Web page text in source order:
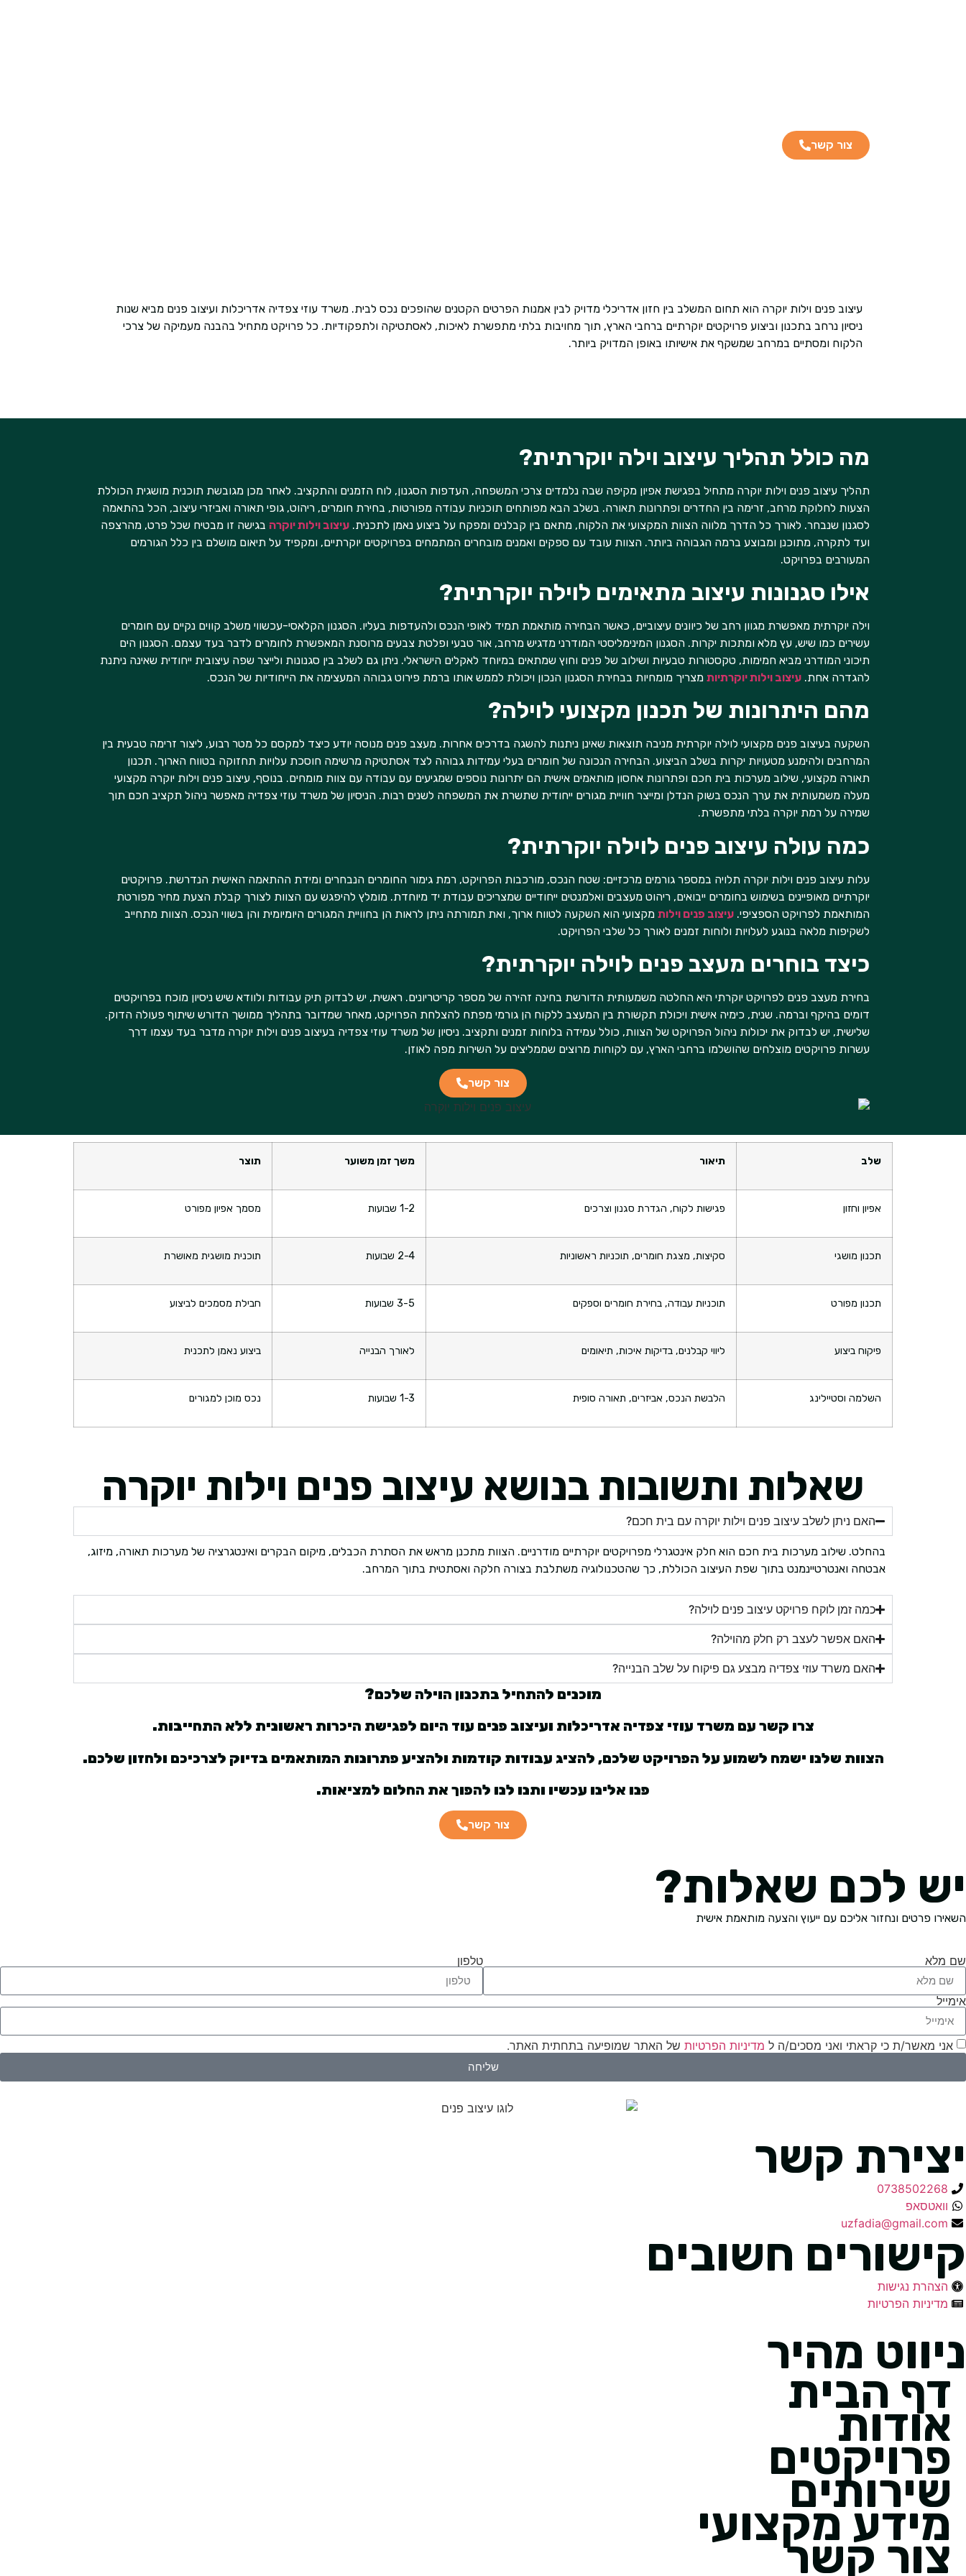
צור קשר
עיצוב פנים וילות יוקרה הוא תחום המשלב בין חזון אדריכלי מדויק לבין אמנות הפרטים הקטנים שהופכים נכס לבית. משרד עוזי צפדיה אדריכלות ועיצוב פנים מביא שנות
ניסיון נרחב בתכנון וביצוע פרויקטים יוקרתיים ברחבי הארץ, תוך מחויבות בלתי מתפשרת לאיכות, לאסתטיקה ולתפקודיות. כל פרויקט מתחיל בהבנה מעמיקה של צרכי
הלקוח ומסתיים במרחב שמשקף את אישיותו באופן המדויק ביותר.
מה כולל תהליך עיצוב וילה יוקרתית?
תהליך עיצוב פנים וילות יוקרה מתחיל בפגישת אפיון מקיפה שבה נלמדים צרכי המשפחה, העדפות הסגנון, לוח הזמנים והתקציב. לאחר מכן מגובשת תוכנית מושגית הכוללת
הצעות לחלוקת מרחב, זרימה בין החדרים ופתרונות תאורה. בשלב הבא מפותחים תוכניות עבודה מפורטות, בחירת חומרים, ריהוט, גופי תאורה ואביזרי עיצוב, הכל בהתאמה
לסגנון שנבחר. לאורך כל הדרך מלווה הצוות המקצועי את הלקוח, מתאם בין קבלנים ומפקח על ביצוע נאמן לתכנית.עיצוב וילות יוקרה בגישה זו מבטיח שכל פרט, מהרצפה
ועד לתקרה, מתוכנן ומבוצע ברמה הגבוהה ביותר. הצוות עובד עם ספקים ואמנים מובחרים המתמחים בפרויקטים יוקרתיים, ומקפיד על תיאום מושלם בין כלל הגורמים
המעורבים בפרויקט.
אילו סגנונות עיצוב מתאימים לוילה יוקרתית?
וילה יוקרתית מאפשרת מגוון רחב של כיוונים עיצוביים, כאשר הבחירה מותאמת תמיד לאופי הנכס ולהעדפות בעליו. הסגנון הקלאסי-עכשווי משלב קווים נקיים עם חומרים
עשירים כמו שיש, עץ מלא ומתכות יקרות. הסגנון המינימליסטי המודרני מדגיש מרחב, אור טבעי ופלטת צבעים מרוסנת המאפשרת לחומרים לדבר בעד עצמם. הסגנון הים
תיכוני המודרני מביא חמימות, טקסטורות טבעיות ושילוב של פנים וחוץ שמתאים במיוחד לאקלים הישראלי. ניתן גם לשלב בין סגנונות ולייצר שפה עיצובית ייחודית שאינה ניתנת
להגדרה אחת.עיצוב וילות יוקרתיות מצריך מומחיות בבחירת הסגנון הנכון ויכולת לממש אותו ברמת פירוט גבוהה המעצימה את הייחודיות של הנכס.
מהם היתרונות של תכנון מקצועי לוילה?
השקעה בעיצוב פנים מקצועי לוילה יוקרתית מניבה תוצאות שאינן ניתנות להשגה בדרכים אחרות. מעצב פנים מנוסה יודע כיצד למקסם כל מטר רבוע, ליצור זרימה טבעית בין
המרחבים ולהימנע מטעויות יקרות בשלב הביצוע. הבחירה הנכונה של חומרים בעלי עמידות גבוהה לצד אסתטיקה מרשימה חוסכת עלויות תחזוקה בטווח הארוך. תכנון
תאורה מקצועי, שילוב מערכות בית חכם ופתרונות אחסון מותאמים אישית הם יתרונות נוספים שמגיעים עם עבודה עם צוות מומחים. בנוסף, עיצוב פנים וילות יוקרה מקצועי
מעלה משמעותית את ערך הנכס בשוק הנדלן ומייצר חוויית מגורים ייחודית שתשרת את המשפחה לשנים רבות. הניסיון של משרד עוזי צפדיה מאפשר ניהול תקציב חכם תוך
שמירה על רמת יוקרה בלתי מתפשרת.
כמה עולה עיצוב פנים לוילה יוקרתית?
עלות עיצוב פנים וילות יוקרה תלויה במספר גורמים מרכזיים: שטח הנכס, מורכבות הפרויקט, רמת גימור החומרים הנבחרים ומידת ההתאמה האישית הנדרשת. פרויקטים
יוקרתיים מאופיינים בשימוש בחומרים ייבואים, ריהוט מעצבים ואלמנטים ייחודיים שמצריכים עבודת יד מיוחדת. מומלץ להיפגש עם הצוות לצורך קבלת הצעת מחיר מפורטת
המותאמת לפרויקט הספציפי.עיצוב פנים וילות מקצועי הוא השקעה לטווח ארוך, ואת תמורתה ניתן לראות הן בחוויית המגורים היומיומית והן בשווי הנכס. הצוות מתחייב
לשקיפות מלאה בנוגע לעלויות ולוחות זמנים לאורך כל שלבי הפרויקט.
כיצד בוחרים מעצב פנים לוילה יוקרתית?
בחירת מעצב פנים לפרויקט יוקרתי היא החלטה משמעותית הדורשת בחינה זהירה של מספר קריטריונים. ראשית, יש לבדוק תיק עבודות ולוודא שיש ניסיון מוכח בפרויקטים
דומים בהיקף וברמה. שנית, כימיה אישית ויכולת תקשורת בין המעצב ללקוח הן גורמי מפתח להצלחת הפרויקט, מאחר שמדובר בתהליך ממושך הדורש שיתוף פעולה הדוק.
שלישית, יש לבדוק את יכולות ניהול הפרויקט של הצוות, כולל עמידה בלוחות זמנים ותקציב. ניסיון של משרד עוזי צפדיה בעיצוב פנים וילות יוקרה מדבר בעד עצמו דרך
עשרות פרויקטים מוצלחים שהושלמו ברחבי הארץ, עם לקוחות מרוצים שממליצים על השירות מפה לאוזן.
צור קשר
שלב תיאור משך זמן משוער תוצר
אפיון וחזון פגישות לקוח, הגדרת סגנון וצרכים 1-2 שבועות מסמך אפיון מפורט
תכנון מושגי סקיצות, מצגת חומרים, תוכניות ראשוניות 2-4 שבועות תוכנית מושגית מאושרת
תכנון מפורט תוכניות עבודה, בחירת חומרים וספקים 3-5 שבועות חבילת מסמכים לביצוע
פיקוח ביצוע ליווי קבלנים, בדיקות איכות, תיאומים לאורך הבנייה ביצוע נאמן לתכנית
השלמה וסטיילינג הלבשת הנכס, אביזרים, תאורה סופית 1-3 שבועות נכס מוכן למגורים
שאלות ותשובות בנושא עיצוב פנים וילות יוקרה
האם ניתן לשלב עיצוב פנים וילות יוקרה עם בית חכם?
בהחלט. שילוב מערכות בית חכם הוא חלק אינטגרלי מפרויקטים יוקרתיים מודרניים. הצוות מתכנן מראש את הסתרת הכבלים, מיקום הבקרים ואינטגרציה של מערכות תאורה, מיזוג,
אבטחה ואנטרטיינמנט בתוך שפת העיצוב הכוללת, כך שהטכנולוגיה משתלבת בצורה חלקה ואסתטית בתוך המרחב.
כמה זמן לוקח פרויקט עיצוב פנים לוילה?
האם אפשר לעצב רק חלק מהוילה?
האם משרד עוזי צפדיה מבצע גם פיקוח על שלב הבנייה?
מוכנים להתחיל בתכנון הוילה שלכם?
צרו קשר עם משרד עוזי צפדיה אדריכלות ועיצוב פנים עוד היום לפגישת היכרות ראשונית ללא התחייבות.
הצוות שלנו ישמח לשמוע על הפרויקט שלכם, להציג עבודות קודמות ולהציע פתרונות המותאמים בדיוק לצרכיכם ולחזון שלכם.
פנו אלינו עכשיו ותנו לנו להפוך את החלום למציאות.
צור קשר
יש לכם שאלות?
השאירו פרטים ונחזור אליכם עם ייעוץ והצעה מותאמת אישית
שם מלא טלפון
אימייל
אני מאשר/ת כי קראתי ואני מסכים/ה ל מדיניות הפרטיות של האתר שמופיעה בתחתית האתר.
שליחה
יצירת קשר
0738502268
וואטסאפ
uzfadia@gmail.com
קישורים חשובים
הצהרת נגישות
מדיניות הפרטיות
ניווט מהיר
דף הבית
אודות
פרויקטים
שירותים
מידע מקצועי
צור קשר